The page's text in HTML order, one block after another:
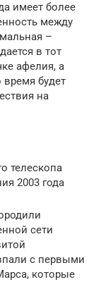
имеет более
между
–
в тот
афелия, а
время будет
на
телескопа
2003 года
сети
с первыми
которые